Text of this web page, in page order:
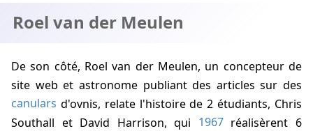
Roel van der Meulen
De son côté, Roel van der Meulen, un concepteur de
site web et astronome publiant des articles sur des
canulars d'ovnis, relate l'histoire de 2 étudiants, Chris
Southall et David Harrison, qui 1967réalisèrent 6